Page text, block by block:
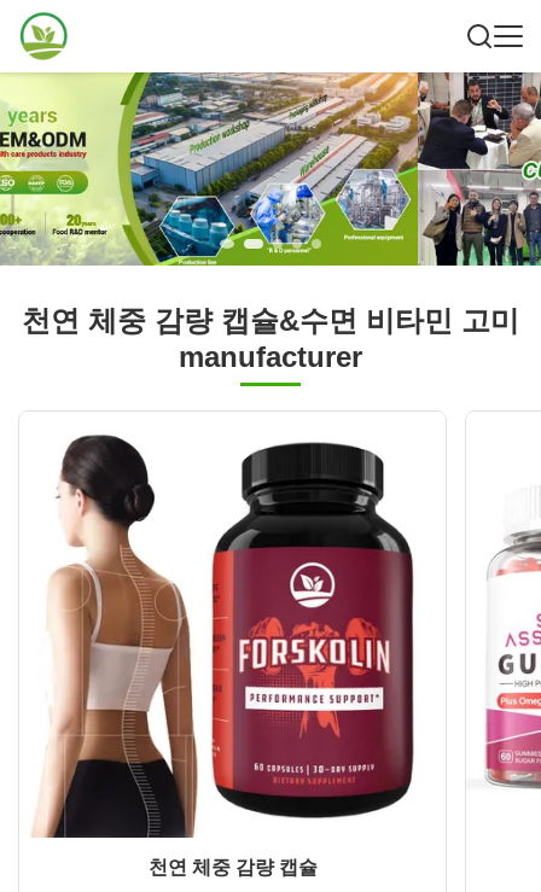
천연 체중 감량 캡슐&수면 비타민 고미
manufacturer
천연 체중 감량 캡슐